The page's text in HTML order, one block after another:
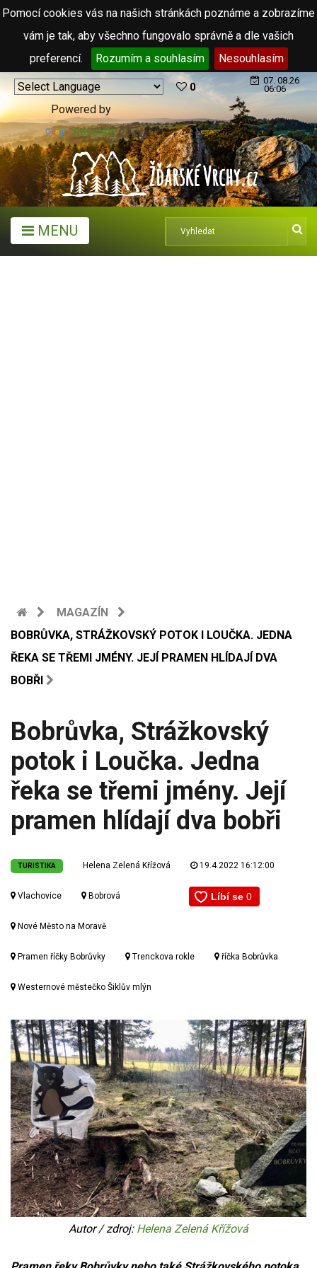
Pomocí cookies vás na našich stránkách poznáme a zobrazíme
vám je tak, aby všechno fungovalo správně a dle vašich
preferencí.
Rozumím a souhlasím Nesouhlasím
Powered by
Translate
0
07. 08.26
06:06
MENU
MAGAZÍN
BOBRŮVKA, STRÁŽKOVSKÝ POTOK I LOUČKA. JEDNA
ŘEKA SE TŘEMI JMÉNY. JEJÍ PRAMEN HLÍDAJÍ DVA
BOBŘI
Bobrůvka, Strážkovský
potok i Loučka. Jedna
řeka se třemi jmény. Její
pramen hlídají dva bobři
TURISTIKA Helena Zelená Křížová 19.4.2022 16:12:00
Vlachovice Bobrová
Nové Město na Moravě
Pramen říčky Bobrůvky Trenckova rokle říčka Bobrůvka
Westernové městečko Šiklův mlýn
Autor / zdroj: Helena Zelená Křížová